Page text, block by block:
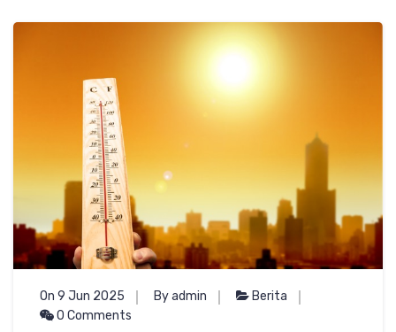
On 9 Jun 2025 By admin
Berita
0 Comments